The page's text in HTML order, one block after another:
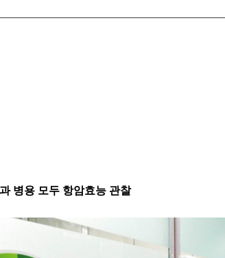
병용 모두 항암효능 관찰